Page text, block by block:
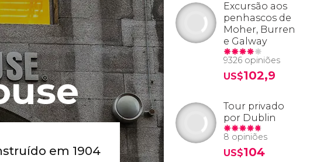
em 1904
Excursão aos
penhascos de
Moher, Burren
e Galway
9326 opiniões
US$102,9
Tour privado
por Dublin
8 opiniões
US$104